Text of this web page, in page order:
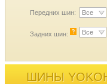
Передних шин: Все
Задних шин: ? Все
ШИНЫ